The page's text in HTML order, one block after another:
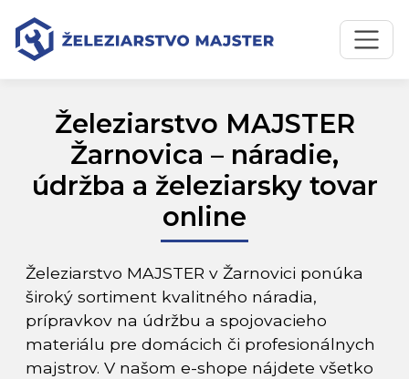
Železiarstvo MAJSTER
Žarnovica – náradie,
údržba a železiarsky tovar
online
Železiarstvo MAJSTER v Žarnovici ponúka
široký sortiment kvalitného náradia,
prípravkov na údržbu a spojovacieho
materiálu pre domácich či profesionálnych
majstrov. V našom e-shope nájdete všetko